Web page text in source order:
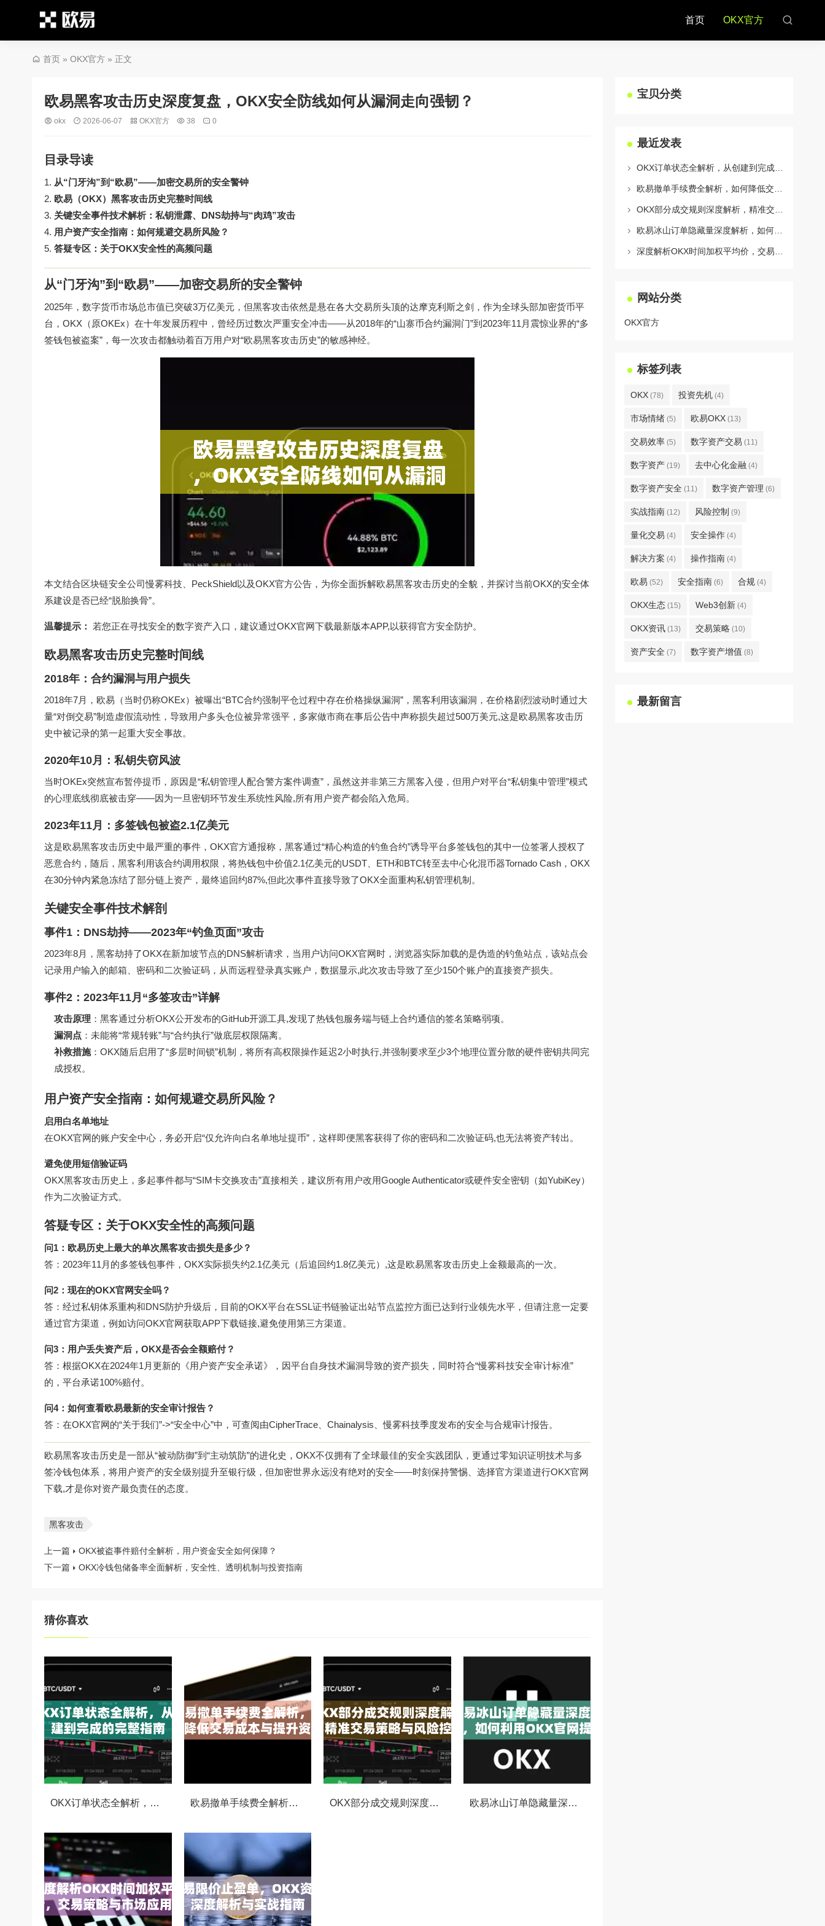
首页 OKX官方
首页 » OKX官方 » 正文
欧易黑客攻击历史深度复盘，OKX安全防线如何从漏洞走向强韧？
okx 2026-06-07 OKX官方 38 0
目录导读
从“门牙沟”到“欧易”——加密交易所的安全警钟
欧易（OKX）黑客攻击历史完整时间线
关键安全事件技术解析：私钥泄露、DNS劫持与“肉鸡”攻击
用户资产安全指南：如何规避交易所风险？
答疑专区：关于OKX安全性的高频问题
从“门牙沟”到“欧易”——加密交易所的安全警钟
2025年，数字货币市场总市值已突破3万亿美元，但黑客攻击依然是悬在各大交易所头顶的达摩克利斯之剑，作为全球头部加密货币平
台，OKX（原OKEx）在十年发展历程中，曾经历过数次严重安全冲击——从2018年的“山寨币合约漏洞门”到2023年11月震惊业界的“多
签钱包被盗案”，每一次攻击都触动着百万用户对“欧易黑客攻击历史”的敏感神经。
本文结合区块链安全公司慢雾科技、PeckShield以及OKX官方公告，为你全面拆解欧易黑客攻击历史的全貌，并探讨当前OKX的安全体
系建设是否已经“脱胎换骨”。
温馨提示： 若您正在寻找安全的数字资产入口，建议通过OKX官网下载最新版本APP,以获得官方安全防护。
欧易黑客攻击历史完整时间线
2018年：合约漏洞与用户损失
2018年7月，欧易（当时仍称OKEx）被曝出“BTC合约强制平仓过程中存在价格操纵漏洞”，黑客利用该漏洞，在价格剧烈波动时通过大
量“对倒交易”制造虚假流动性，导致用户多头仓位被异常强平，多家做市商在事后公告中声称损失超过500万美元,这是欧易黑客攻击历
史中被记录的第一起重大安全事故。
2020年10月：私钥失窃风波
当时OKEx突然宣布暂停提币，原因是“私钥管理人配合警方案件调查”，虽然这并非第三方黑客入侵，但用户对平台“私钥集中管理”模式
的心理底线彻底被击穿——因为一旦密钥环节发生系统性风险,所有用户资产都会陷入危局。
2023年11月：多签钱包被盗2.1亿美元
这是欧易黑客攻击历史中最严重的事件，OKX官方通报称，黑客通过“精心构造的钓鱼合约”诱导平台多签钱包的其中一位签署人授权了
恶意合约，随后，黑客利用该合约调用权限，将热钱包中价值2.1亿美元的USDT、ETH和BTC转至去中心化混币器Tornado Cash，OKX
在30分钟内紧急冻结了部分链上资产，最终追回约87%,但此次事件直接导致了OKX全面重构私钥管理机制。
关键安全事件技术解剖
事件1：DNS劫持——2023年“钓鱼页面”攻击
2023年8月，黑客劫持了OKX在新加坡节点的DNS解析请求，当用户访问OKX官网时，浏览器实际加载的是伪造的钓鱼站点，该站点会
记录用户输入的邮箱、密码和二次验证码，从而远程登录真实账户，数据显示,此次攻击导致了至少150个账户的直接资产损失。
事件2：2023年11月“多签攻击”详解
攻击原理 ：黑客通过分析OKX公开发布的GitHub开源工具,发现了热钱包服务端与链上合约通信的签名策略弱项。
漏洞点 ：未能将“常规转账”与“合约执行”做底层权限隔离。
补救措施：OKX随后启用了“多层时间锁”机制，将所有高权限操作延迟2小时执行,并强制要求至少3个地理位置分散的硬件密钥共同完
成授权。
用户资产安全指南：如何规避交易所风险？
启用白名单地址
在OKX官网的账户安全中心，务必开启“仅允许向白名单地址提币”，这样即便黑客获得了你的密码和二次验证码,也无法将资产转出。
避免使用短信验证码
OKX黑客攻击历史上，多起事件都与“SIM卡交换攻击”直接相关，建议所有用户改用Google Authenticator或硬件安全密钥（如YubiKey）
作为二次验证方式。
答疑专区：关于OKX安全性的高频问题
问1：欧易历史上最大的单次黑客攻击损失是多少？
答：2023年11月的多签钱包事件，OKX实际损失约2.1亿美元（后追回约1.8亿美元）,这是欧易黑客攻击历史上金额最高的一次。
问2：现在的OKX官网安全吗？
答：经过私钥体系重构和DNS防护升级后，目前的OKX平台在SSL证书链验证出站节点监控方面已达到行业领先水平，但请注意一定要
通过官方渠道，例如访问OKX官网获取APP下载链接,避免使用第三方渠道。
问3：用户丢失资产后，OKX是否会全额赔付？
答：根据OKX在2024年1月更新的《用户资产安全承诺》，因平台自身技术漏洞导致的资产损失，同时符合“慢雾科技安全审计标准”
的，平台承诺100%赔付。
问4：如何查看欧易最新的安全审计报告？
答：在OKX官网的“关于我们”->“安全中心”中，可查阅由CipherTrace、Chainalysis、慢雾科技季度发布的安全与合规审计报告。
欧易黑客攻击历史是一部从“被动防御”到“主动筑防”的进化史，OKX不仅拥有了全球最佳的安全实践团队，更通过零知识证明技术与多
签冷钱包体系，将用户资产的安全级别提升至银行级，但加密世界永远没有绝对的安全——时刻保持警惕、选择官方渠道进行OKX官网
下载,才是你对资产最负责任的态度。
黑客攻击
上一篇
OKX被盗事件赔付全解析，用户资金安全如何保障？
下一篇
OKX冷钱包储备率全面解析，安全性、透明机制与投资指南
猜你喜欢
OKX订单状态全解析，从创建到完成的完整指南 欧易撤单手续费全解析，如何降低交易成本与提升资金效率 OKX部分成交规则深度解析，精准交易策略与风险控制全攻略 欧易冰山订单隐藏量深度解析，如何利用OKX官网提升交易策略
宝贝分类
最近发表
网站分类
OKX官方
标签列表
OKX (78) 投资先机 (4)
市场情绪 (5) 欧易OKX (13)
交易效率 (5) 数字资产交易 (11)
数字资产 (19) 去中心化金融 (4)
数字资产安全 (11) 数字资产管理 (6)
实战指南 (12) 风险控制 (9)
量化交易 (4) 安全操作 (4)
解决方案 (4) 操作指南 (4)
欧易 (52) 安全指南 (6) 合规 (4)
OKX生态 (15) Web3创新 (4)
OKX资讯 (13) 交易策略 (10)
资产安全 (7) 数字资产增值 (8)
最新留言